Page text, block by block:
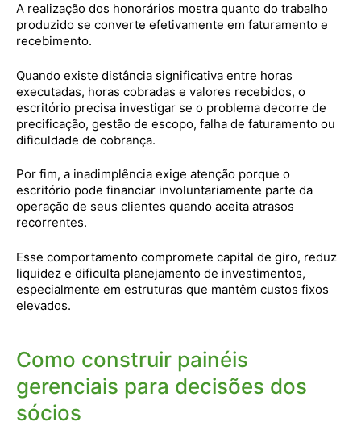
A realização dos honorários mostra quanto do trabalho
produzido se converte efetivamente em faturamento e
recebimento.
Quando existe distância significativa entre horas
executadas, horas cobradas e valores recebidos, o
escritório precisa investigar se o problema decorre de
precificação, gestão de escopo, falha de faturamento ou
dificuldade de cobrança.
Por fim, a inadimplência exige atenção porque o
escritório pode financiar involuntariamente parte da
operação de seus clientes quando aceita atrasos
recorrentes.
Esse comportamento compromete capital de giro, reduz
liquidez e dificulta planejamento de investimentos,
especialmente em estruturas que mantêm custos fixos
elevados.
Como construir painéis
gerenciais para decisões dos
sócios